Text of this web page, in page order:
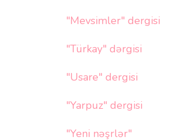
"Mevsimler" dergisi
"Türkay" dərgisi
"Usare" dergisi
"Yarpuz" dergisi
"Yeni nəşrlər"